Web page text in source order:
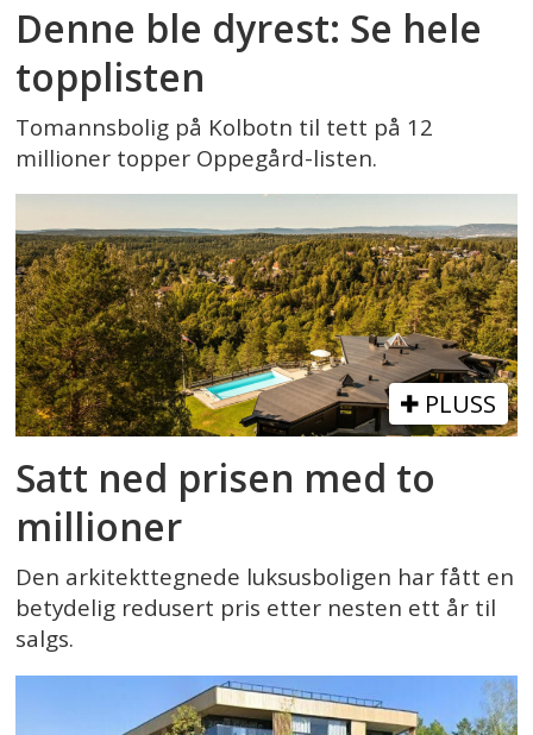
Denne ble dyrest: Se hele
topplisten
Tomannsbolig på Kolbotn til tett på 12
millioner topper Oppegård-listen.
PLUSS
Satt ned prisen med to
millioner
Den arkitekttegnede luksusboligen har fått en
betydelig redusert pris etter nesten ett år til
salgs.